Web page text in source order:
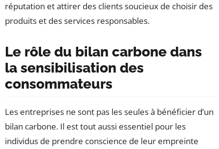
réputation et attirer des clients soucieux de choisir des
produits et des services responsables.
Le rôle du bilan carbone dans
la sensibilisation des
consommateurs
Les entreprises ne sont pas les seules à bénéficier d’un
bilan carbone. Il est tout aussi essentiel pour les
individus de prendre conscience de leur empreinte